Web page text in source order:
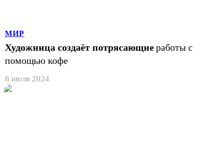
МИР
Художница создаёт потрясающиеработы с
помощью кофе
8 июля 2024